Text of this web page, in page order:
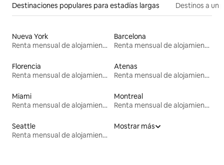
Destinaciones populares para estadías largas Destinos a un
Nueva York
Renta mensual de alojamientos
Barcelona
Renta mensual de alojamientos
Florencia
Renta mensual de alojamientos
Atenas
Renta mensual de alojamientos
Miami
Renta mensual de alojamientos
Montreal
Renta mensual de alojamientos
Seattle
Renta mensual de alojamientos
Mostrar más